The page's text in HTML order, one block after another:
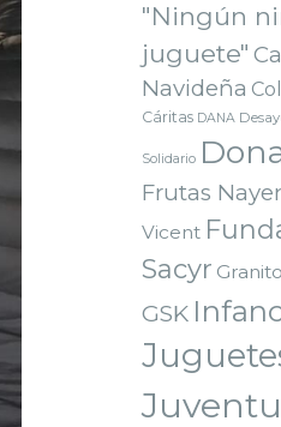
"Ningún
juguete"
Navideña
Cáritas DANA
Solidario
Frutas
Vicent
Sacyr
GSK